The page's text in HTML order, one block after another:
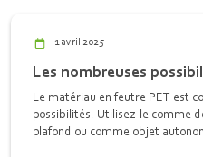
1 avril 2025
Les nombreuses
Le matériau en feutre PET est
possibilités. Utilisez-le comme
plafond ou comme objet